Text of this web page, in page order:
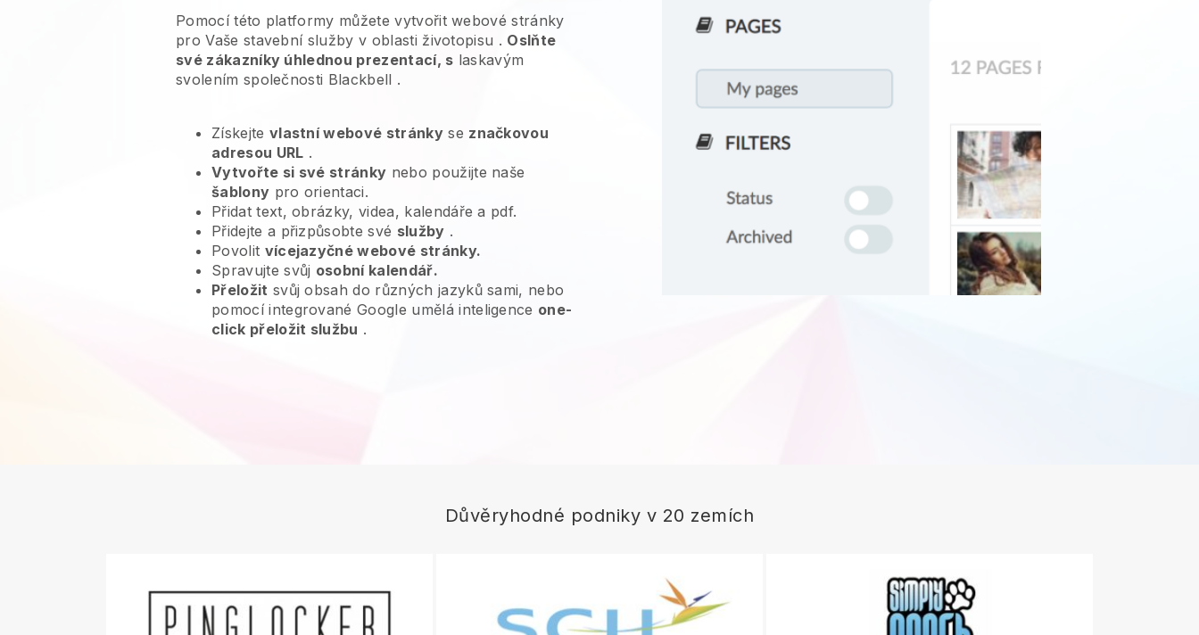
Pomocí této platformy můžete vytvořit webové stránky
proVaše stavební služby v oblasti životopisu . Oslňte
své zákazníky úhlednou prezentací, s laskavým
svolením společnosti Blackbell .
Získejte vlastní webové stránkyse značkovou
adresou URL .
Vytvořte si své stránky nebo použijte naše
šablony pro orientaci.
Přidat text, obrázky, videa, kalendáře a pdf.
Přidejte a přizpůsobte své služby .
Povolit vícejazyčné webové stránky.
Spravujte svůj osobní kalendář.
Přeložit svůj obsah do různých jazyků sami, nebo
pomocí integrované Google umělá inteligence one-
click přeložit službu .
Důvěryhodné podniky v 20 zemích